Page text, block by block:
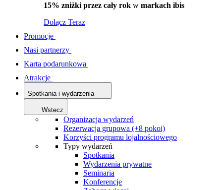
15% zniżki przez cały rok w markach ibis
Dołącz Teraz
Promocje
Nasi partnerzy
Karta podarunkowa
Atrakcje
Spotkania i wydarzenia
Wstecz
Organizacja wydarzeń
Rezerwacja grupowa (+8 pokoi)
Korzyści programu lojalnościowego
Typy wydarzeń
Spotkania
Wydarzenia prywatne
Seminaria
Konferencje